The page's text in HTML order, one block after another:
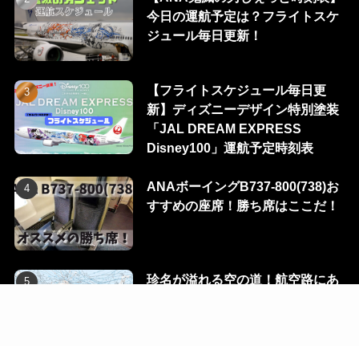
今日の運航予定は？フライトスケ
ジュール毎日更新！
【フライトスケジュール毎日更
新】ディズニーデザイン特別塗装
「JAL DREAM EXPRESS
Disney100」運航予定時刻表
ANAボーイングB737-800(738)お
すすめの座席！勝ち席はここだ！
珍名が溢れる空の道！航空路にあ